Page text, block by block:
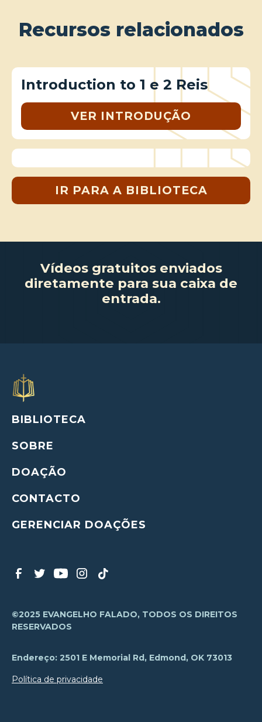
Recursos relacionados
Introduction to 1 e 2 Reis
VER INTRODUÇÃO
IR PARA A BIBLIOTECA
Vídeos gratuitos enviados
diretamente para sua caixa de
entrada.
BIBLIOTECA
SOBRE
DOAÇÃO
CONTACTO
GERENCIAR DOAÇÕES
©2025 EVANGELHO FALADO, TODOS OS DIREITOS
RESERVADOS
Endereço: 2501 E Memorial Rd, Edmond, OK 73013
Política de privacidade